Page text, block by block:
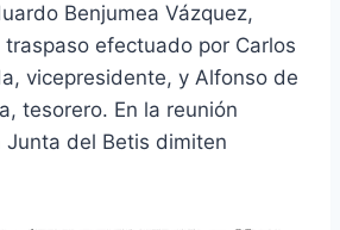
Benjumea Vázquez,
efectuado por Carlos
vicepresidente, y Alfonso de
tesorero. En la reunión
Junta del Betis dimiten